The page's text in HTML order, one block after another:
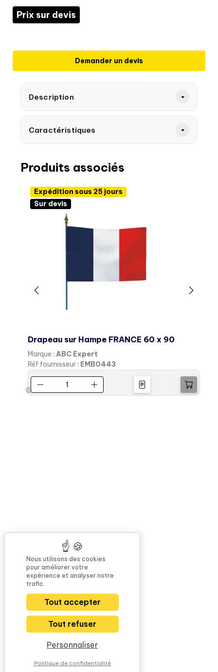
Prix sur devis
Demander un devis
Description
Caractéristiques
Produits associés
Expédition sous 25 jours
Sur devis
Drapeau sur Hampe FRANCE 60 x 90
Marque : ABC Expert
Réf fournisseur : EMB0443
Nous utilisons des cookies
pour améliorer votre
expérience et analyser notre
trafic.
Tout accepter
Tout refuser
Personnaliser
Politique de confidentialité